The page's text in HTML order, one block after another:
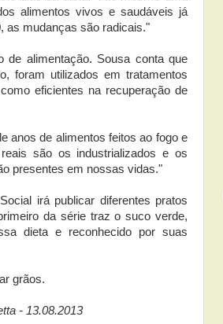
alimentos vivos e saudáveis já
as mudanças são radicais."
alimentação. Sousa conta que
foram utilizados em tratamentos
eficientes na recuperação de
anos de alimentos feitos ao fogo e
são os industrializados e os
presentes em nossas vidas."
irá publicar diferentes pratos
da série traz o suco verde,
dieta e reconhecido por suas
grãos.
- 13.08.2013